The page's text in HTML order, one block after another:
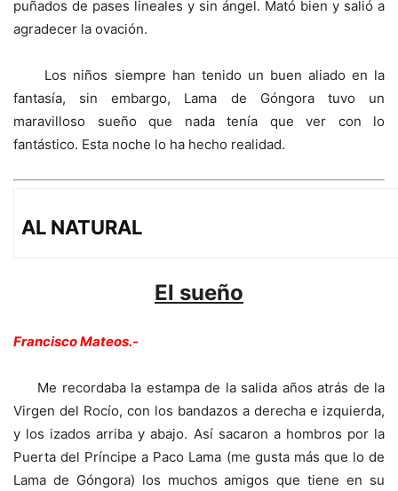
puñados de pases lineales y sin ángel. Mató bien y salió a
agradecer la ovación.
Los niños siempre han tenido un buen aliado en la
fantasía, sin embargo, Lama de Góngora tuvo un
maravilloso sueño que nada tenía que ver con lo
fantástico. Esta noche lo ha hecho realidad.
AL NATURAL
El sueño
Francisco Mateos.-
Me recordaba la estampa de la salida años atrás de la
Virgen del Rocío, con los bandazos a derecha e izquierda,
y los izados arriba y abajo. Así sacaron a hombros por la
Puerta del Príncipe a Paco Lama (me gusta más que lo de
Lama de Góngora) los muchos amigos que tiene en su